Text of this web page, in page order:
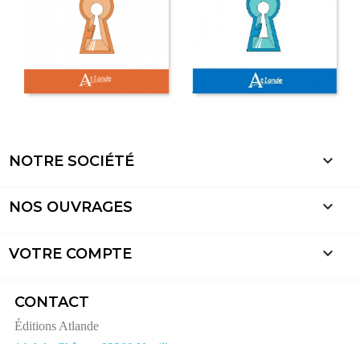
NOTRE SOCIÉTÉ 
NOS OUVRAGES 
VOTRE COMPTE 
CONTACT
Éditions Atlande